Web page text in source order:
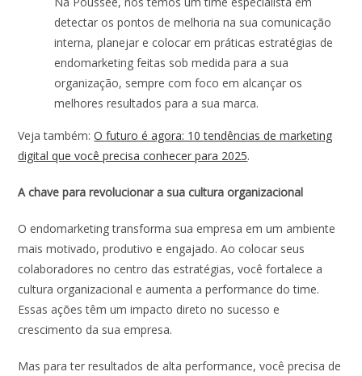
detectar os pontos de melhoria na sua comunicação
interna, planejar e colocar em práticas estratégias de
endomarketing feitas sob medida para a sua
organização, sempre com foco em alcançar os
melhores resultados para a sua marca.
Veja também:O futuro é agora: 10 tendências de marketing
digital que você precisa conhecer para 2025.
A chave para revolucionar a sua cultura organizacional
O endomarketing transforma sua empresa em um ambiente
mais motivado, produtivo e engajado. Ao colocar seus
colaboradores no centro das estratégias, você fortalece a
cultura organizacional e aumenta a performance do time.
Essas ações têm um impacto direto no sucesso e
crescimento da sua empresa.
Mas para ter resultados de alta performance, você precisa de